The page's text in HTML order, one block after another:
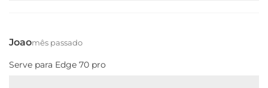
Joaomês passado
Serve para Edge 70 pro